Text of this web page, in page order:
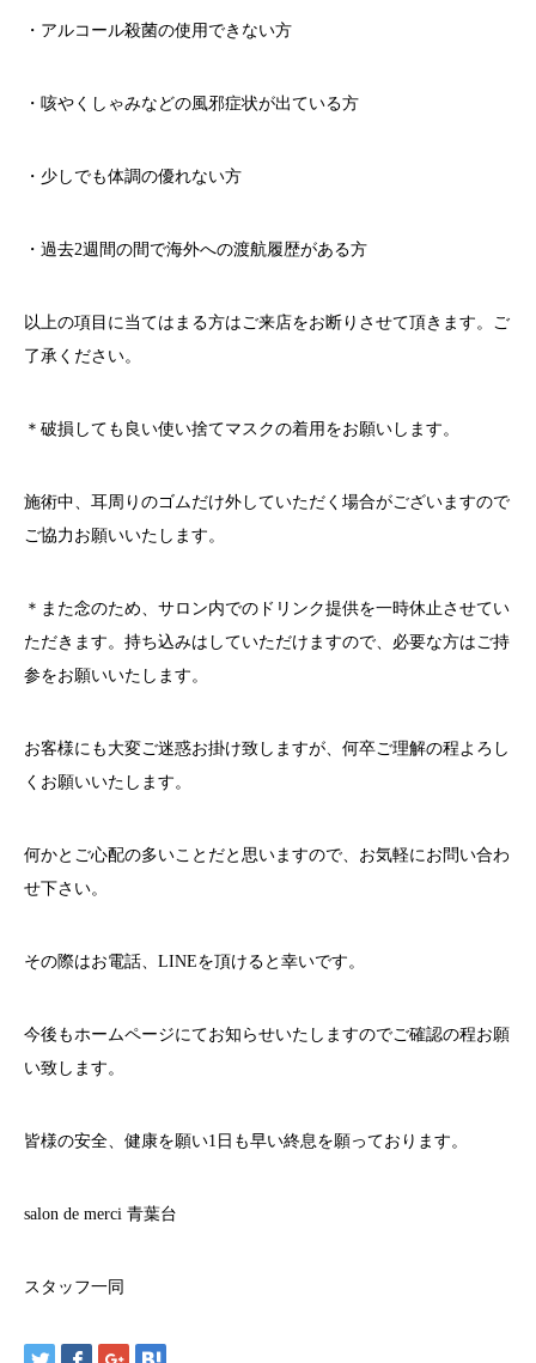
・アルコール殺菌の使用できない方
・咳やくしゃみなどの風邪症状が出ている方
・少しでも体調の優れない方
・過去2週間の間で海外への渡航履歴がある方
以上の項目に当てはまる方はご来店をお断りさせて頂きます。ご
了承ください。
＊破損しても良い使い捨てマスクの着用をお願いします。
施術中、耳周りのゴムだけ外していただく場合がございますので
ご協力お願いいたします。
＊また念のため、サロン内でのドリンク提供を一時休止させてい
ただきます。持ち込みはしていただけますので、必要な方はご持
参をお願いいたします。
お客様にも大変ご迷惑お掛け致しますが、何卒ご理解の程よろし
くお願いいたします。
何かとご心配の多いことだと思いますので、お気軽にお問い合わ
せ下さい。
その際はお電話、 LINEを頂けると幸いです。
今後もホームページにてお知らせいたしますのでご確認の程お願
い致します。
皆様の安全、健康を願い1 日も早い終息を願っております。
salon de merci 青葉台
スタッフ一同